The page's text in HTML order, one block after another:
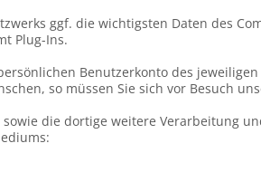
ggf. die wichtigsten Daten des
Plug-Ins.
Benutzerkonto des
so müssen Sie sich vor Besuch
die dortige weitere Verarbeitung